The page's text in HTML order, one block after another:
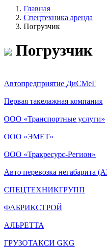
Главная
Спецтехника аренда
Погрузчик
Погрузчик
Автопредприятие ДиСМеГ
Первая такелажная компания
ООО «Транспортные услуги»
ООО «ЭМЕТ»
ООО «Тракресурс-Регион»
Авто перевозка негабарита
СПЕЦТЕХНИКГРУПП
ФАБРИКСТРОЙ
АЛЬРЕТТА
ГРУЗОТАКСИ GKG